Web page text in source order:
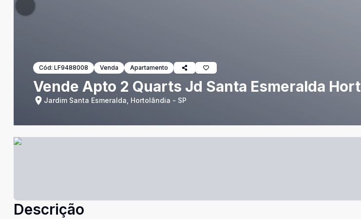
Cód: LF9488008 Venda Apartamento
Vende Apto 2 Quarts Jd Santa Esmeralda
Jardim Santa Esmeralda, Hortolândia - SP
Descrição